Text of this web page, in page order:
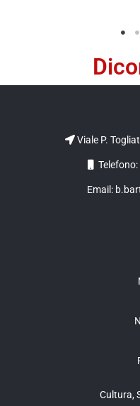
Viale P.
Email:
Cultura,